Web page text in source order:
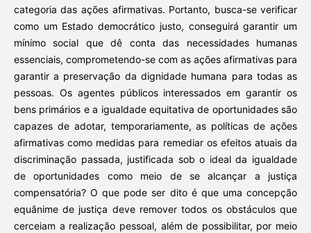
categoria das ações afirmativas. Portanto, busca-se verificar
como um Estado democrático justo, conseguirá garantir um
mínimo social que dê conta das necessidades humanas
essenciais, comprometendo-se com as ações afirmativas para
garantir a preservação da dignidade humana para todas as
pessoas. Os agentes públicos interessados em garantir os
bens primários e a igualdade equitativa de oportunidades são
capazes de adotar, temporariamente, as políticas de ações
afirmativas como medidas para remediar os efeitos atuais da
discriminação passada, justificada sob o ideal da igualdade
de oportunidades como meio de se alcançar a justiça
compensatória? O que pode ser dito é que uma concepção
equânime de justiça deve remover todos os obstáculos que
cerceiam a realização pessoal, além de possibilitar, por meio